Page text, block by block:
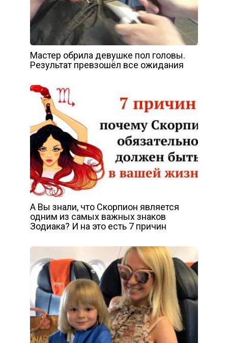
Мастер обрила девушке пол головы.
Результат превзошёл все ожидания
А Вы знали, что Скорпион является
одним из самых важных знаков
Зодиака? И на это есть 7 причин